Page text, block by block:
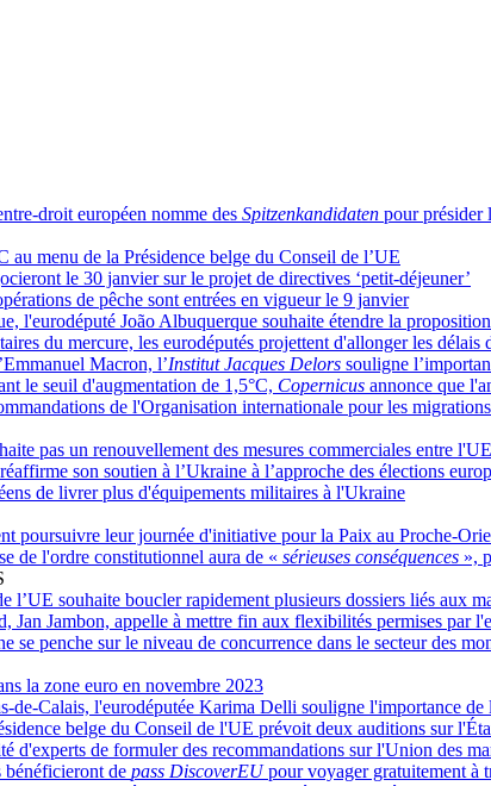
droit européen nomme des Spitzenkandidaten pour présider
au menu de la Présidence belge du Conseil de l’UE
le 30 janvier sur le projet de directives ‘petit-déjeuner’
de pêche sont entrées en vigueur le 9 janvier
l'eurodéputé João Albuquerque souhaite étendre la
du mercure, les eurodéputés projettent d'allonger les délais
Macron, l’Institut Jacques Delors souligne
le seuil d'augmentation de 1,5°C, Copernicus annonce que
de l'Organisation internationale pour les
pas un renouvellement des mesures commerciales entre
son soutien à l’Ukraine à l’approche des élections
de livrer plus d'équipements militaires à l'Ukraine
poursuivre leur journée d'initiative pour la Paix au Proche-
de l'ordre constitutionnel aura de « sérieuses conséquences »,
l’UE souhaite boucler rapidement plusieurs dossiers liés aux
Jan Jambon, appelle à mettre fin aux flexibilités permises par
se penche sur le niveau de concurrence dans le secteur des
la zone euro en novembre 2023
de-Calais, l'eurodéputée Karima Delli souligne l'importance
belge du Conseil de l'UE prévoit deux auditions sur
d'experts de formuler des recommandations sur l'Union des
bénéficieront de pass DiscoverEUpour voyager gratuitement à